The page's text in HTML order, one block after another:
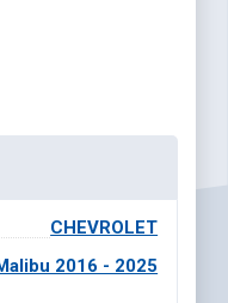
CHEVROLET
2016 - 2025